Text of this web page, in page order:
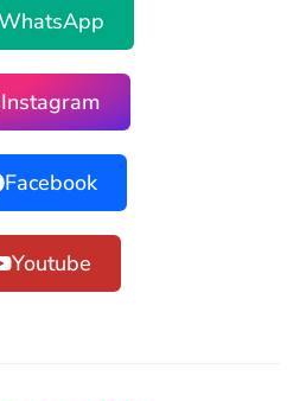
Instagram
Facebook
Youtube